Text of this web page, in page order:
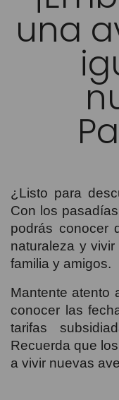
una
¿Listo para
Con los
podrás conocer
naturaleza y
familia y amigos.
Mantente atento
conocer las
tarifas
Recuerda que
a vivir nuevas